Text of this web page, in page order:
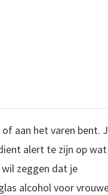
aan het varen bent.
alert te zijn op
zeggen dat je
alcohol voor